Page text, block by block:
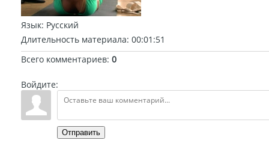
Язык: Русский
Длительность материала: 00:01:51
Всего комментариев: 0
Войдите:
Отправить